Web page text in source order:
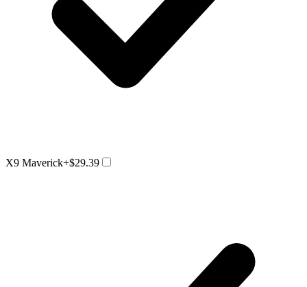
X9 Maverick+$29.39